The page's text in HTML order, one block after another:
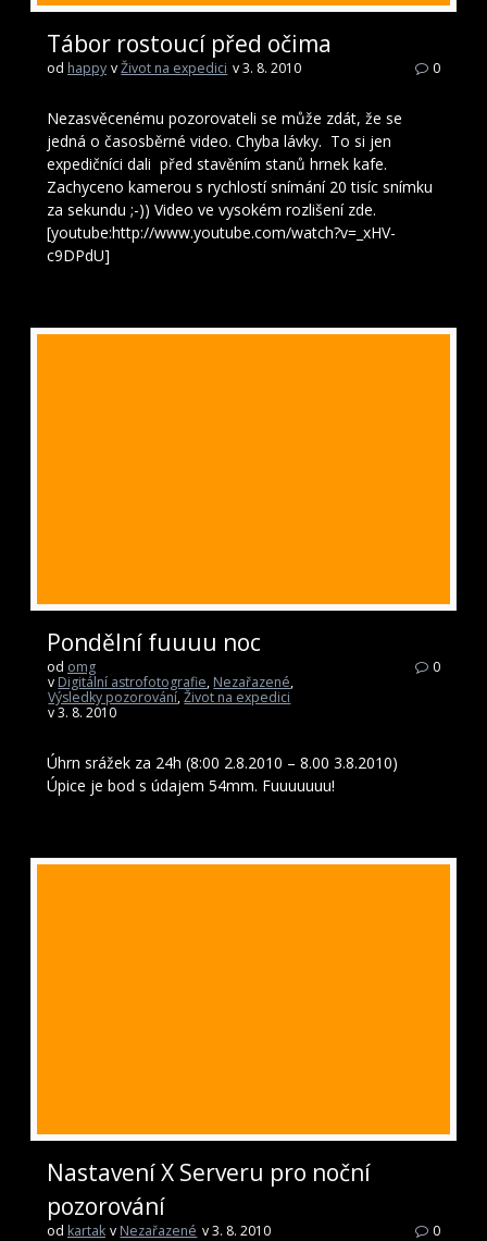
Tábor rostoucí před očima
od happy vŽivot na expedici v 3. 8. 2010 0
Nezasvěcenému pozorovateli se může zdát, že se
jedná o časosběrné video. Chyba lávky. To si jen
expedičníci dali před stavěním stanů hrnek kafe.
Zachyceno kamerou s rychlostí snímání 20 tisíc snímku
za sekundu ;-)) Video ve vysokém rozlišení zde.
[youtube:http://www.youtube.com/watch?v=_xHV-
c9DPdU]
Pondělní fuuuu noc
od omg
v Digitální astrofotografie, Nezařazené,
Výsledky pozorování,Život na expedici
v 3. 8. 2010
0
Úhrn srážek za 24h (8:00 2.8.2010 – 8.00 3.8.2010)
Úpice je bod s údajem 54mm. Fuuuuuuu!
Nastavení X Serveru pro noční
pozorování
od kartak v Nezařazené v 3. 8. 2010 0